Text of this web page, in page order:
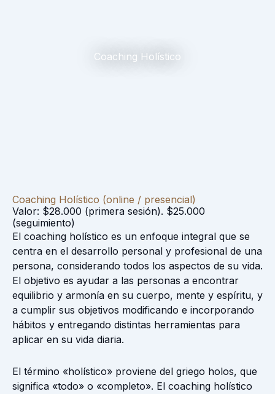
Coaching Holístico
Coaching Holístico (online / presencial)
Valor: $28.000 (primera sesión). $25.000
(seguimiento)
El coaching holístico es un enfoque integral que se
centra en el desarrollo personal y profesional de una
persona, considerando todos los aspectos de su vida.
El objetivo es ayudar a las personas a encontrar
equilibrio y armonía en su cuerpo, mente y espíritu, y
a cumplir sus objetivos modificando e incorporando
hábitos y entregando distintas herramientas para
aplicar en su vida diaria.
El término «holístico» proviene del griego holos, que
significa «todo» o «completo». El coaching holístico